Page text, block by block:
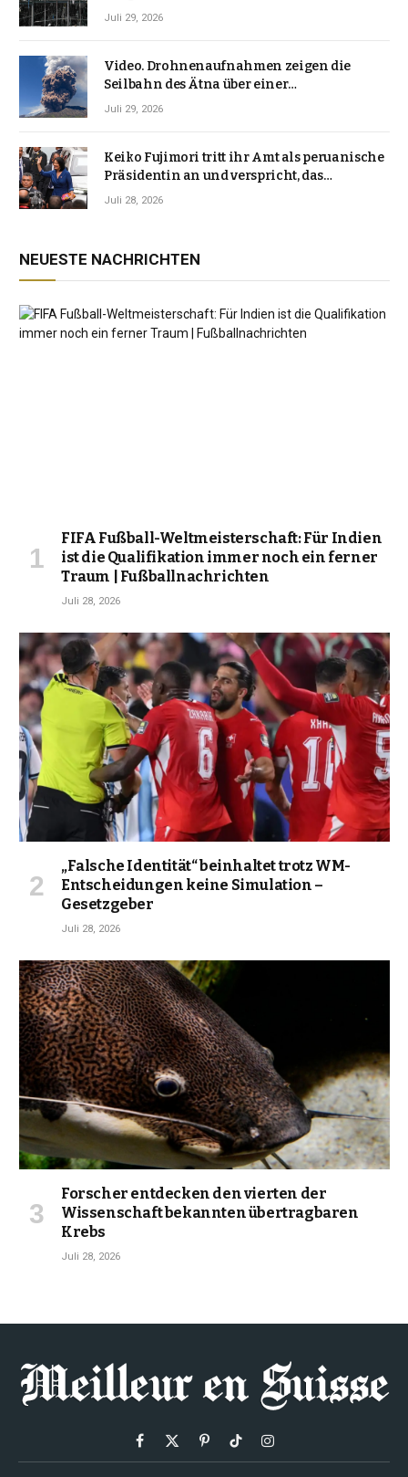
Japan erschütterten, ungewöhnlich ist
Juli 29, 2026
Video. Drohnenaufnahmen zeigen die
Seilbahn des Ätna über einer
Vulkanlandschaft
Juli 29, 2026
Keiko Fujimori tritt ihr Amt als peruanische
Präsidentin an und verspricht, das
Jahrzehnt der Instabilität zu beenden
Juli 28, 2026
NEUESTE NACHRICHTEN
FIFA Fußball-Weltmeisterschaft: Für Indien
ist die Qualifikation immer noch ein ferner
Traum | Fußballnachrichten
Juli 28, 2026
„Falsche Identität“ beinhaltet trotz WM-
Entscheidungen keine Simulation –
Gesetzgeber
Juli 28, 2026
Forscher entdecken den vierten der
Wissenschaft bekannten übertragbaren
Krebs
Juli 28, 2026
Facebook
X
PinterestTikTokInstagram